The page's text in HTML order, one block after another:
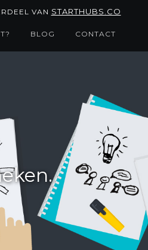
VAN STARTHUBS.CO
BLOG CONTACT